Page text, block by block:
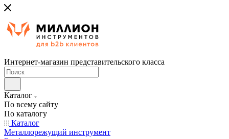
Интернет-магазин представительского класса
Каталог
По всему сайту
По каталогу
Каталог
Металлорежущий инструмент